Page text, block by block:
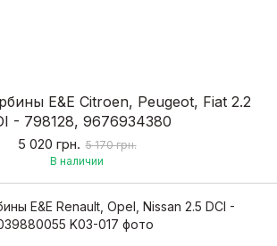
E&E Citroen, Peugeot, Fiat 2.2
- 798128, 9676934380
5 020 грн. 5 170 грн.
В наличии